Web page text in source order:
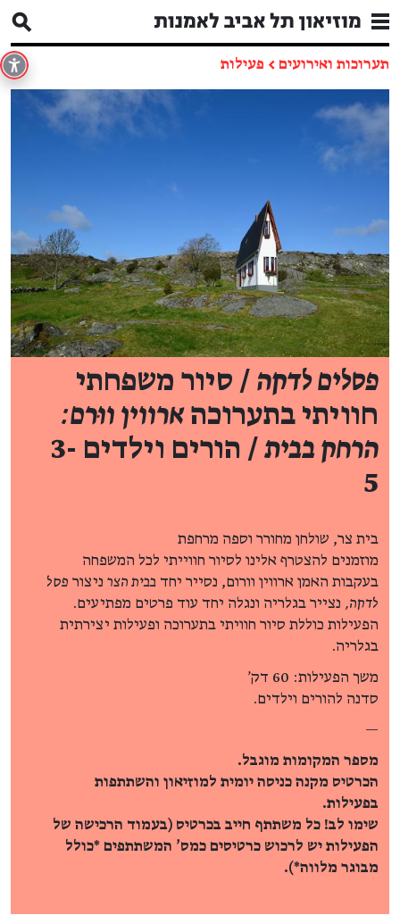
תערוכות ואירועים ← פעילות
פסלים לדקה / סיור משפחתי
חוויתי בתערוכהארווין ווּרם:
הרחק בבית
/ הורים וילדים 3-
5
בית צר, שולחן מחורר וספה מרחפת
מוזמנים להצטרף אלינו לסיור חווייתי לכל המשפחה
בעקבות האמן ארווין וורום, נסייר יחד בבית הצר ניצור פסל
לדקה, נצייר בגלריה ונגלה יחד עוד פרטים מפתיעים.
הפעילות כוללת סיור חוויתי בתערוכה ופעילות יצירתית
בגלריה.
משך הפעילות: 60 דק'
סדנה להורים וילדים.
—
מספר המקומות מוגבל.
הכרטיס מקנה כניסה יומית למוזיאון והשתתפות
בפעילות.
שימו לב! כל משתתף חייב בכרטיס (בעמוד הרכישה של
הפעילות יש לרכוש כרטיסים כמס' המשתתפים *כולל
מבוגר מלווה*).